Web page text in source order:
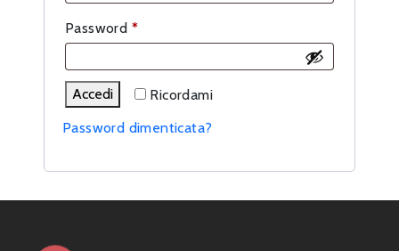
Password *Richiesto
Ricordami
Accedi
Password dimenticata?